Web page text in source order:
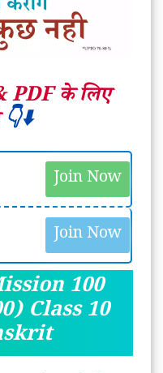
PDF के लिए
👇⬇️
Join Now
Join Now
100
Class 10